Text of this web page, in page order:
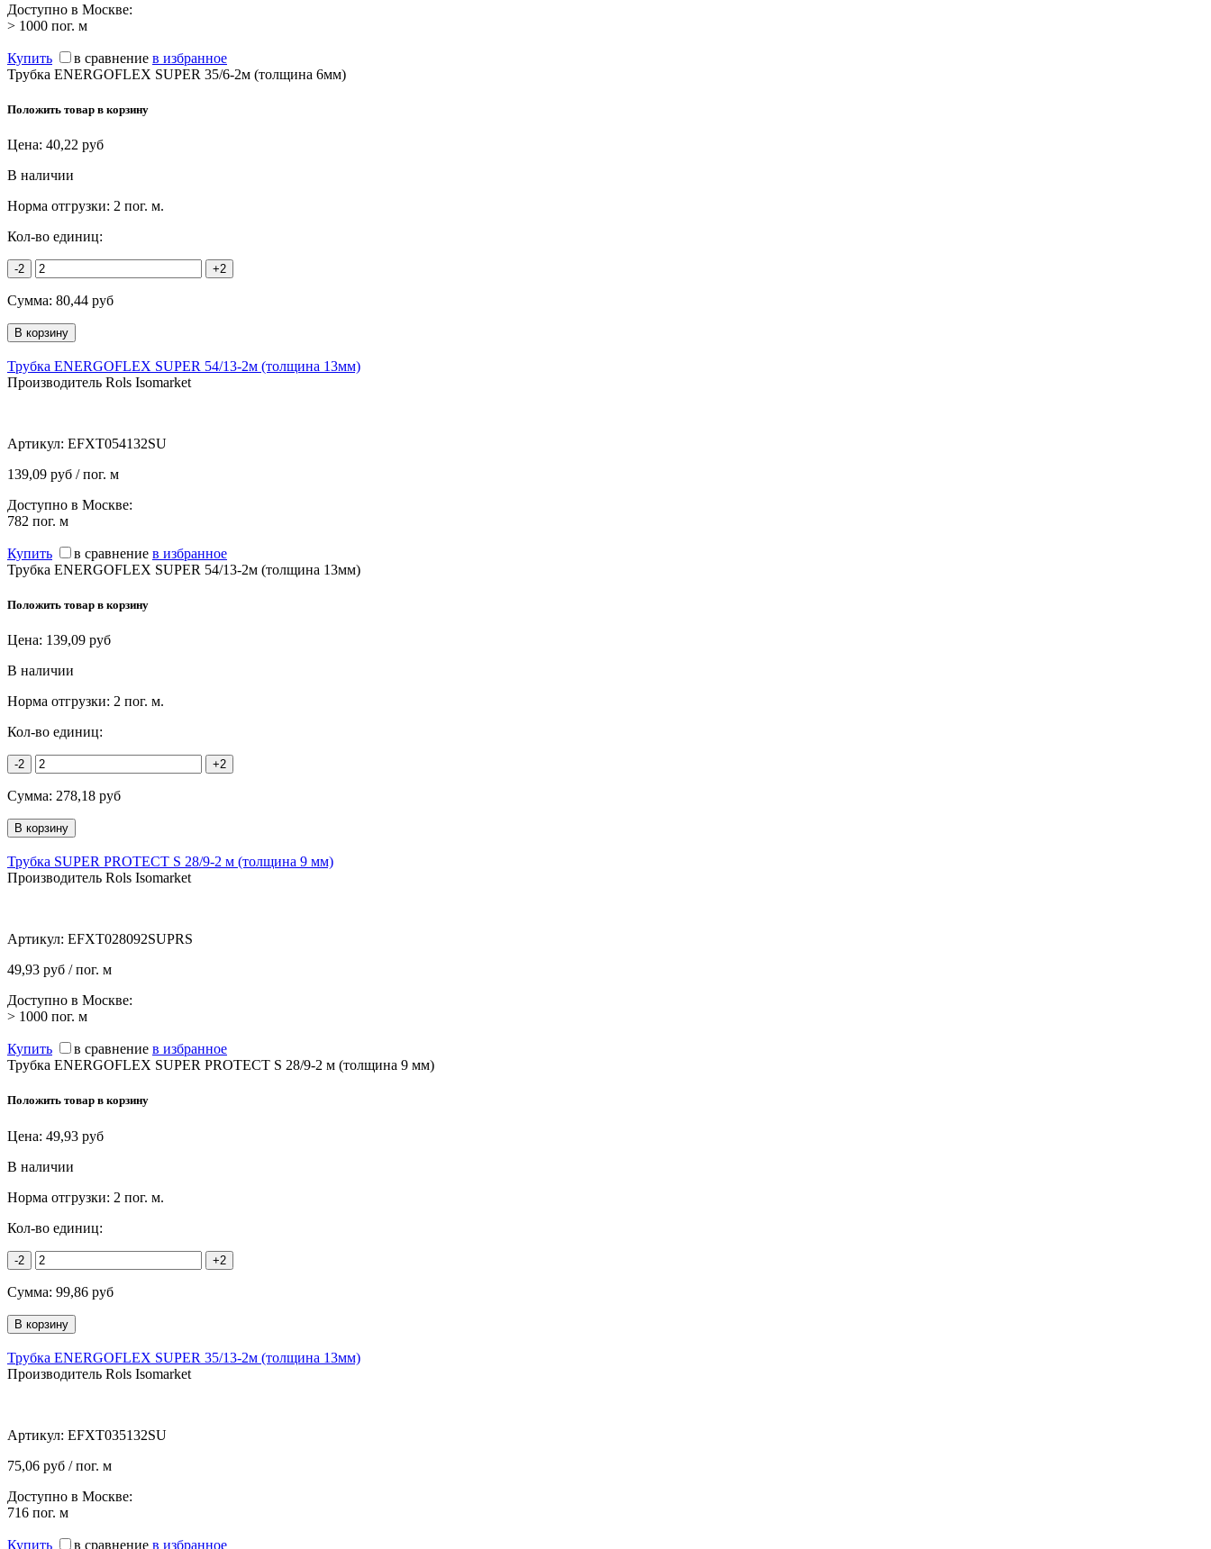
Доступно в Москве:
> 1000 пог. м
Купить в сравнение в избранное
Трубка ENERGOFLEX SUPER 35/6-2м (толщина 6мм)
Положить товар в корзину
Цена: 40,22 руб
В наличии
Норма отгрузки: 2 пог. м.
Кол-во единиц:
-2 +2
Сумма: 80,44 руб
Трубка ENERGOFLEX SUPER 54/13-2м (толщина 13мм)
Производитель Rols Isomarket
Артикул: EFXT054132SU
139,09 руб / пог. м
Доступно в Москве:
782 пог. м
Купить в сравнение в избранное
Трубка ENERGOFLEX SUPER 54/13-2м (толщина 13мм)
Положить товар в корзину
Цена: 139,09 руб
В наличии
Норма отгрузки: 2 пог. м.
Кол-во единиц:
-2 +2
Сумма: 278,18 руб
Трубка SUPER PROTECT S 28/9-2 м (толщина 9 мм)
Производитель Rols Isomarket
Артикул: EFXT028092SUPRS
49,93 руб / пог. м
Доступно в Москве:
> 1000 пог. м
Купить в сравнение в избранное
Трубка ENERGOFLEX SUPER PROTECT S 28/9-2 м (толщина 9 мм)
Положить товар в корзину
Цена: 49,93 руб
В наличии
Норма отгрузки: 2 пог. м.
Кол-во единиц:
-2 +2
Сумма: 99,86 руб
Трубка ENERGOFLEX SUPER 35/13-2м (толщина 13мм)
Производитель Rols Isomarket
Артикул: EFXT035132SU
75,06 руб / пог. м
Доступно в Москве:
716 пог. м
Купить в сравнение в избранное